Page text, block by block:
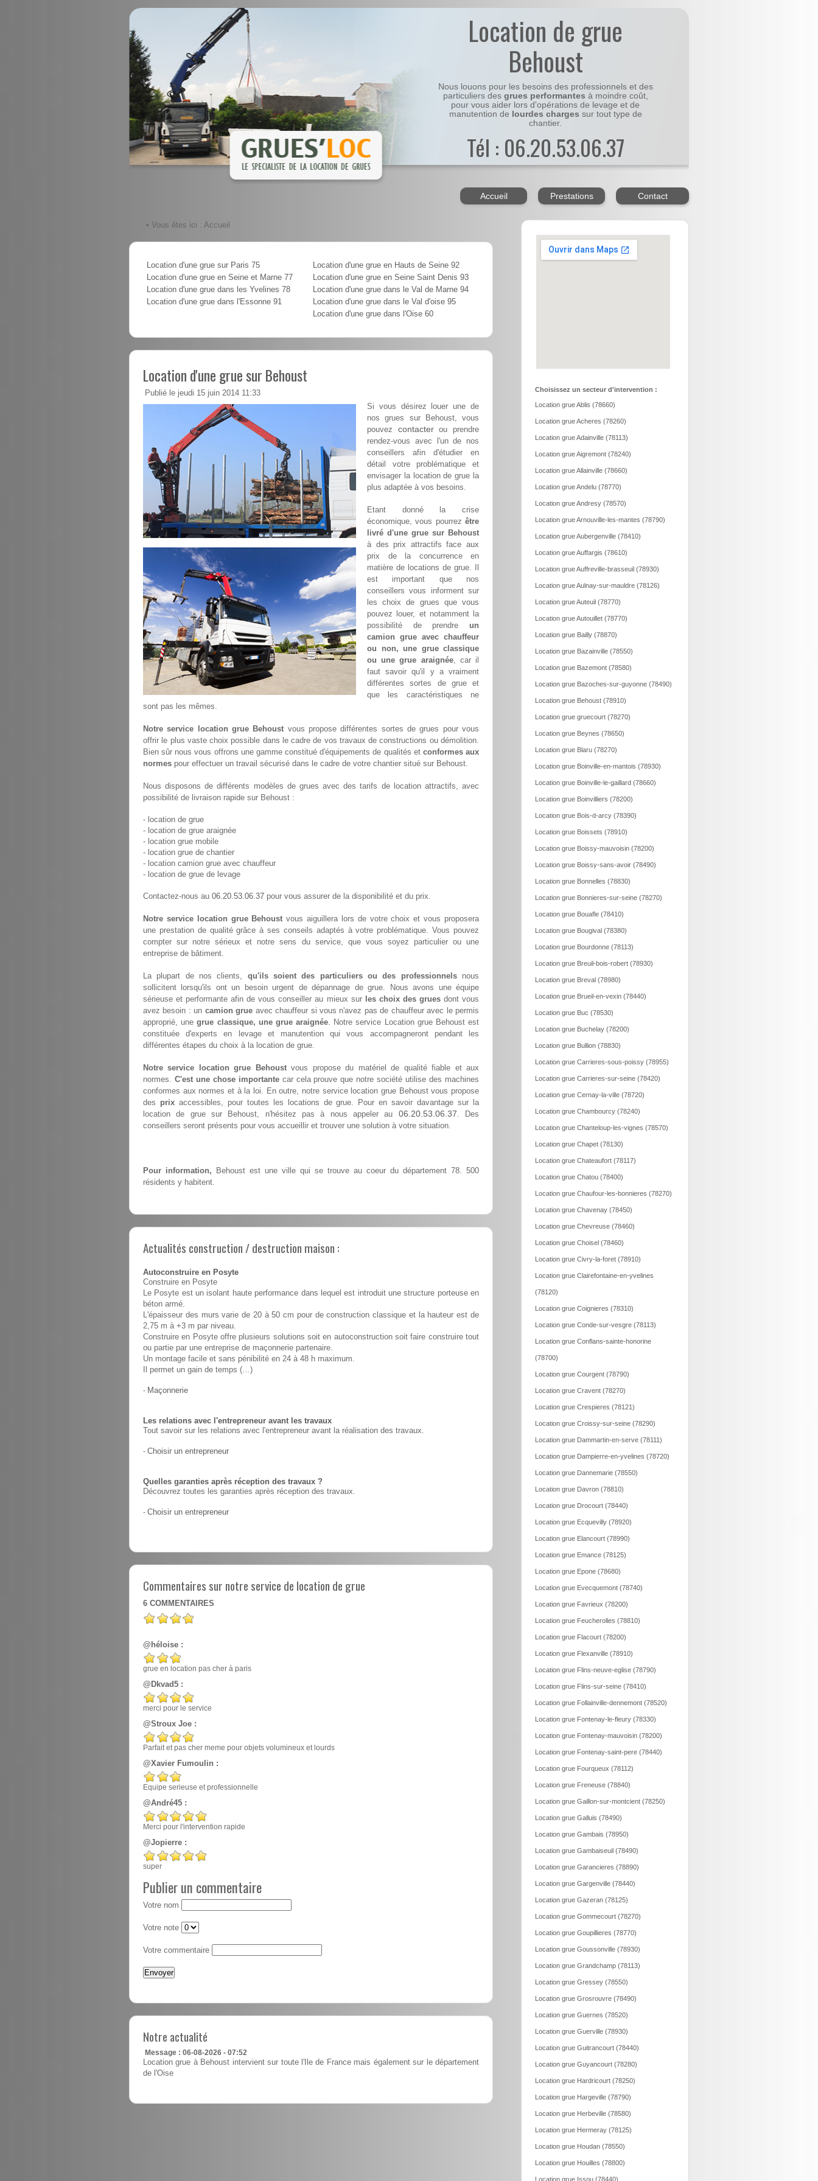
Location de grue
Behoust
Nous louons pour les besoins des professionnels et des
particuliers des grues performantes à moindre coût,
pour vous aider lors d'opérations de levage et de
manutention de lourdes charges sur tout type de
chantier.
Tél : 06.20.53.06.37
Accueil Prestations Contact
• Vous êtes ici : Accueil
Location d'une grue sur Paris 75
Location d'une grue en Seine et Marne 77
Location d'une grue dans les Yvelines 78
Location d'une grue dans l'Essonne 91
Location d'une grue en Hauts de Seine 92
Location d'une grue en Seine Saint Denis 93
Location d'une grue dans le Val de Marne 94
Location d'une grue dans le Val d'oise 95
Location d'une grue dans l'Oise 60
Location d'une grue sur Behoust
Publié le jeudi 15 juin 2014 11:33
Si vous désirez louer une de
nos grues sur Behoust, vous
pouvez contacterou prendre
rendez-vous avec l'un de nos
conseillers afin d'étudier en
détail votre problématique et
envisager la location de grue la
plus adaptée à vos besoins.
Etant donné la crise
économique, vous pourrez être
livré d'une grue sur Behoust
à des prix attractifs face aux
prix de la concurrence en
matière de locations de grue. Il
est important que nos
conseillers vous informent sur
les choix de grues que vous
pouvez louer, et notamment la
possibilité de prendre un
camion grue avec chauffeur
ou non, une grue classique
ou une grue araignée, car il
faut savoir qu'il y a vraiment
différentes sortes de grue et
que les caractéristiques ne
sont pas les mêmes.
Notre service location grue Behoust vous propose différentes sortes de grues pour vous
offrir le plus vaste choix possible dans le cadre de vos travaux de constructions ou démolition.
Bien sûr nous vous offrons une gamme constitué d'équipements de qualités et conformes aux
normes pour effectuer un travail sécurisé dans le cadre de votre chantier situé sur Behoust.
Nous disposons de différents modèles de grues avec des tarifs de location attractifs, avec
possibilité de livraison rapide sur Behoust :
- location de grue
- location de grue araignée
- location grue mobile
- location grue de chantier
- location camion grue avec chauffeur
- location de grue de levage
Contactez-nous au 06.20.53.06.37 pour vous assurer de la disponibilité et du prix.
Notre service location grue Behoust vous aiguillera lors de votre choix et vous proposera
une prestation de qualité grâce à ses conseils adaptés à votre problématique. Vous pouvez
compter sur notre sérieux et notre sens du service, que vous soyez particulier ou une
entreprise de bâtiment.
La plupart de nos clients, qu'ils soient des particuliers ou des professionnelsnous
sollicitent lorsqu'ils ont un besoin urgent de dépannage de grue. Nous avons une équipe
sérieuse et performante afin de vous conseiller au mieux sur les choix des gruesdont vous
avez besoin : un camion grue avec chauffeur si vous n'avez pas de chauffeur avec le permis
approprié, unegrue classique, une grue araignée. Notre service Location grue Behoust est
constituée d'experts en levage et manutention qui vous accompagneront pendant les
différentes étapes du choix à la location de grue.
Notre service location grue Behoustvous propose du matériel de qualité fiable et aux
normes. C'est une chose importantecar cela prouve que notre société utilise des machines
conformes aux normes et à la loi. En outre, notre service location grue Behoust vous propose
des prixaccessibles, pour toutes les locations de grue. Pour en savoir davantage sur la
location de grue sur Behoust, n'hésitez pas à nous appeler au 06.20.53.06.37. Des
conseillers seront présents pour vous accueillir et trouver une solution à votre situation.
Pour information, Behoust est une ville qui se trouve au coeur du département 78. 500
résidents y habitent.
Actualités construction / destruction maison :
Autoconstruire en Posyte
Construire en Posyte
Le Posyte est un isolant haute performance dans lequel est introduit une structure porteuse en
béton armé.
L'épaisseur des murs varie de 20 à 50 cm pour de construction classique et la hauteur est de
2,75 m à +3 m par niveau.
Construire en Posyte offre plusieurs solutions soit en autoconstruction soit faire construire tout
ou partie par une entreprise de maçonnerie partenaire.
Un montage facile et sans pénibilité en 24 à 48 h maximum.
Il permet un gain de temps (…)
- Maçonnerie
Les relations avec l'entrepreneur avant les travaux
Tout savoir sur les relations avec l'entrepreneur avant la réalisation des travaux.
- Choisir un entrepreneur
Quelles garanties après réception des travaux ?
Découvrez toutes les garanties après réception des travaux.
- Choisir un entrepreneur
Commentaires sur notre service de location de grue
6 COMMENTAIRES
@héloise :
grue en location pas cher à paris
@Dkvad5 :
merci pour le service
@Stroux Joe :
Parfait et pas cher meme pour objets volumineux et lourds
@Xavier Fumoulin :
Equipe serieuse et professionnelle
@André45 :
Merci pour l'intervention rapide
@Jopierre :
super
Publier un commentaire
Votre nom
Votre note
Votre commentaire
Notre actualité
Message : 06-08-2026 - 07:52
Location grue à Behoust intervient sur toute l'Ile de France mais également sur le département
de l'Oise
Choisissez un secteur d'intervention :
Location grue Ablis (78660)
Location grue Acheres (78260)
Location grue Adainville (78113)
Location grue Aigremont (78240)
Location grue Allainville (78660)
Location grue Andelu (78770)
Location grue Andresy (78570)
Location grue Arnouville-les-mantes (78790)
Location grue Aubergenville (78410)
Location grue Auffargis (78610)
Location grue Auffreville-brasseuil (78930)
Location grue Aulnay-sur-mauldre (78126)
Location grue Auteuil (78770)
Location grue Autouillet (78770)
Location grue Bailly (78870)
Location grue Bazainville (78550)
Location grue Bazemont (78580)
Location grue Bazoches-sur-guyonne (78490)
Location grue Behoust (78910)
Location grue gruecourt (78270)
Location grue Beynes (78650)
Location grue Blaru (78270)
Location grue Boinville-en-mantois (78930)
Location grue Boinville-le-gaillard (78660)
Location grue Boinvilliers (78200)
Location grue Bois-d-arcy (78390)
Location grue Boissets (78910)
Location grue Boissy-mauvoisin (78200)
Location grue Boissy-sans-avoir (78490)
Location grue Bonnelles (78830)
Location grue Bonnieres-sur-seine (78270)
Location grue Bouafle (78410)
Location grue Bougival (78380)
Location grue Bourdonne (78113)
Location grue Breuil-bois-robert (78930)
Location grue Breval (78980)
Location grue Brueil-en-vexin (78440)
Location grue Buc (78530)
Location grue Buchelay (78200)
Location grue Bullion (78830)
Location grue Carrieres-sous-poissy (78955)
Location grue Carrieres-sur-seine (78420)
Location grue Cernay-la-ville (78720)
Location grue Chambourcy (78240)
Location grue Chanteloup-les-vignes (78570)
Location grue Chapet (78130)
Location grue Chateaufort (78117)
Location grue Chatou (78400)
Location grue Chaufour-les-bonnieres (78270)
Location grue Chavenay (78450)
Location grue Chevreuse (78460)
Location grue Choisel (78460)
Location grue Civry-la-foret (78910)
Location grue Clairefontaine-en-yvelines
(78120)
Location grue Coignieres (78310)
Location grue Conde-sur-vesgre (78113)
Location grue Conflans-sainte-honorine
(78700)
Location grue Courgent (78790)
Location grue Cravent (78270)
Location grue Crespieres (78121)
Location grue Croissy-sur-seine (78290)
Location grue Dammartin-en-serve (78111)
Location grue Dampierre-en-yvelines (78720)
Location grue Dannemarie (78550)
Location grue Davron (78810)
Location grue Drocourt (78440)
Location grue Ecquevilly (78920)
Location grue Elancourt (78990)
Location grue Emance (78125)
Location grue Epone (78680)
Location grue Evecquemont (78740)
Location grue Favrieux (78200)
Location grue Feucherolles (78810)
Location grue Flacourt (78200)
Location grue Flexanville (78910)
Location grue Flins-neuve-eglise (78790)
Location grue Flins-sur-seine (78410)
Location grue Follainville-dennemont (78520)
Location grue Fontenay-le-fleury (78330)
Location grue Fontenay-mauvoisin (78200)
Location grue Fontenay-saint-pere (78440)
Location grue Fourqueux (78112)
Location grue Freneuse (78840)
Location grue Gaillon-sur-montcient (78250)
Location grue Galluis (78490)
Location grue Gambais (78950)
Location grue Gambaiseuil (78490)
Location grue Garancieres (78890)
Location grue Gargenville (78440)
Location grue Gazeran (78125)
Location grue Gommecourt (78270)
Location grue Goupillieres (78770)
Location grue Goussonville (78930)
Location grue Grandchamp (78113)
Location grue Gressey (78550)
Location grue Grosrouvre (78490)
Location grue Guernes (78520)
Location grue Guerville (78930)
Location grue Guitrancourt (78440)
Location grue Guyancourt (78280)
Location grue Hardricourt (78250)
Location grue Hargeville (78790)
Location grue Herbeville (78580)
Location grue Hermeray (78125)
Location grue Houdan (78550)
Location grue Houilles (78800)
Location grue Issou (78440)